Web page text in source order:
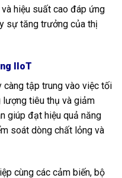
hiệu suất cao đáp ứng
sự tăng trưởng của thị
IIoT
càng tập trung vào việc tối
lượng tiêu thụ và giảm
giúp đạt hiệu quả năng
soát dòng chất lỏng và
cùng các cảm biến, bộ